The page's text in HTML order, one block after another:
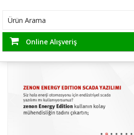
Online Alışveriş